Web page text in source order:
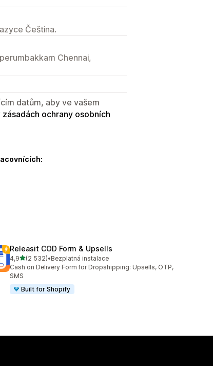
Čeština.
Chennai,
datům, aby ve vašem
zásadách ochrany osobních
Releasit COD Form & Upsells
4,9z 5 hvězd
(2 532)
Celkový počet recenzí: 2532
•Bezplatná instalace
Cash on Delivery Form for Dropshipping: Upsells, OTP,
SMS
Built for Shopify